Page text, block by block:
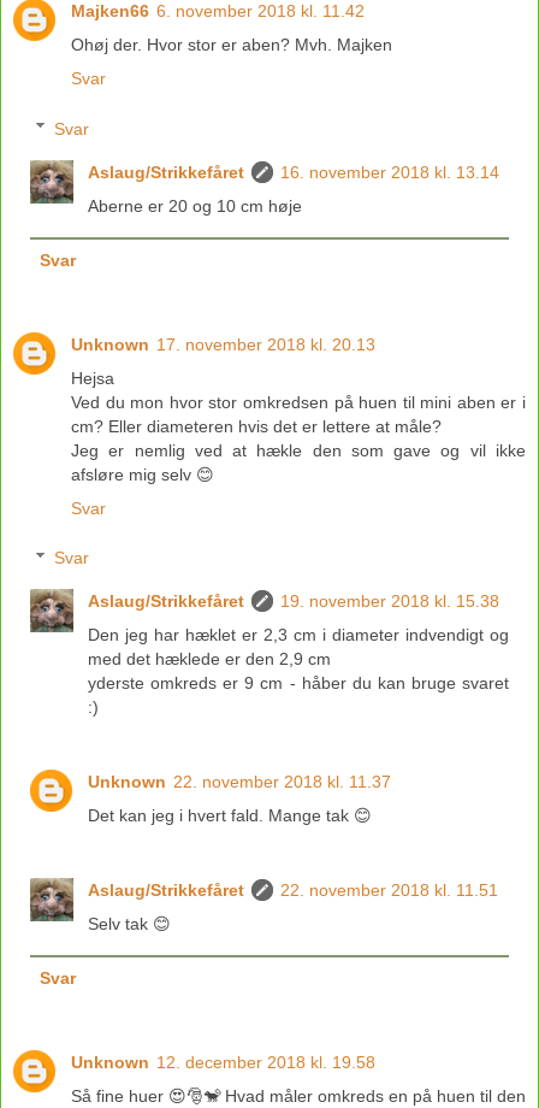
Majken66 6. november 2018 kl. 11.42
Ohøj der. Hvor stor er aben? Mvh. Majken
Svar
Svar
Aslaug/Strikkefåret
16. november 2018 kl. 13.14
Aberne er 20 og 10 cm høje
Svar
Unknown 17. november 2018 kl. 20.13
Hejsa
Ved du mon hvor stor omkredsen på huen til mini aben er i
cm? Eller diameteren hvis det er lettere at måle?
Jeg er nemlig ved at hækle den som gave og vil ikke
afsløre mig selv 😊
Svar
Svar
Aslaug/Strikkefåret
19. november 2018 kl. 15.38
Den jeg har hæklet er 2,3 cm i diameter indvendigt og
med det hæklede er den 2,9 cm
yderste omkreds er 9 cm - håber du kan bruge svaret
:)
Unknown 22. november 2018 kl. 11.37
Det kan jeg i hvert fald. Mange tak 😊
Aslaug/Strikkefåret
22. november 2018 kl. 11.51
Selv tak 😊
Svar
Unknown 12. december 2018 kl. 19.58
Så fine huer 😍🎅🐒 Hvad måler omkreds en på huen til den